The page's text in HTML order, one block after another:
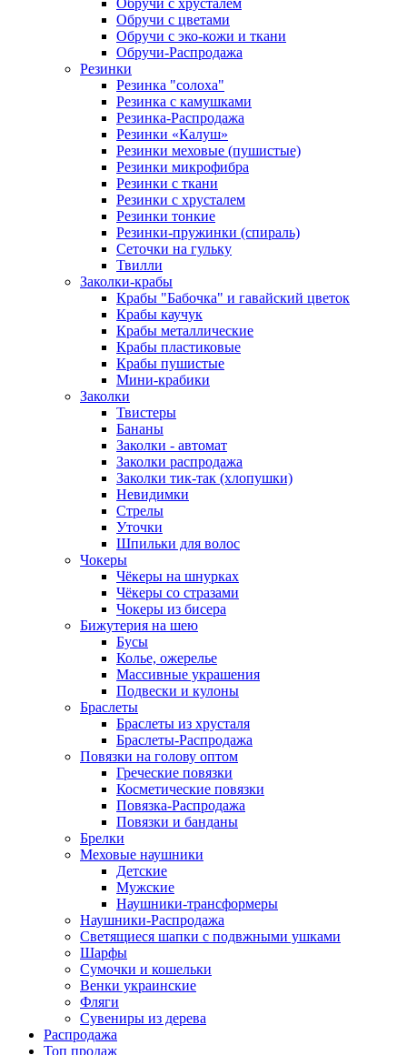
Обручи с хрусталем
Обручи с цветами
Обручи с эко-кожи и ткани
Обручи-Распродажа
Резинки
Резинка "солоха"
Резинка с камушками
Резинка-Распродажа
Резинки «Калуш»
Резинки меховые (пушистые)
Резинки микрофибра
Резинки с ткани
Резинки с хрусталем
Резинки тонкие
Резинки-пружинки (спираль)
Сеточки на гульку
Твилли
Заколки-крабы
Крабы "Бабочка" и гавайский цветок
Крабы каучук
Крабы металлические
Крабы пластиковые
Крабы пушистые
Мини-крабики
Заколки
Твистеры
Бананы
Заколки - автомат
Заколки распродажа
Заколки тик-так (хлопушки)
Невидимки
Стрелы
Уточки
Шпильки для волос
Чокеры
Чёкеры на шнурках
Чёкеры со стразами
Чокеры из бисера
Бижутерия на шею
Бусы
Колье, ожерелье
Массивные украшения
Подвески и кулоны
Браслеты
Браслеты из хрусталя
Браслеты-Распродажа
Повязки на голову оптом
Греческие повязки
Косметические повязки
Повязка-Распродажа
Повязки и банданы
Брелки
Меховые наушники
Детские
Мужские
Наушники-трансформеры
Наушники-Распродажа
Светящиеся шапки с подвжными ушками
Шарфы
Сумочки и кошельки
Венки украинские
Фляги
Сувениры из дерева
Распродажа
Топ продаж